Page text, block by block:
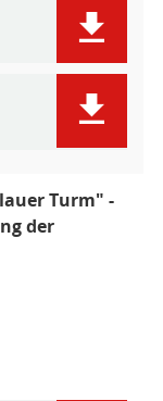
Turm" -
der